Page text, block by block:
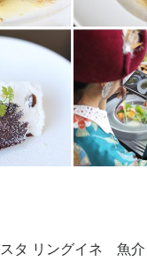
タ リングイネ 魚